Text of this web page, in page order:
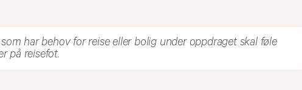
har behov for reise eller bolig under oppdraget skal føle
på reisefot.